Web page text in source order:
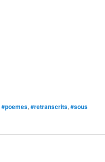
#poemes, #retranscrits, #sous